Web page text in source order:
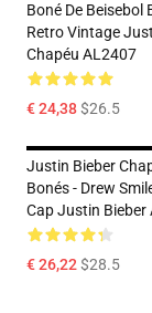
Boné De Beisebol
Retro Vintage
Chapéu AL2407
€ 24,38$26.5
Justin Bieber
Bonés - Drew
Cap Justin Bieber
€ 26,22$28.5